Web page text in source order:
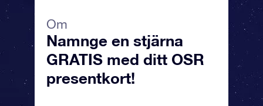
Beställ OSR-Presentkort!
Om
Namnge en stjärna
GRATIS med ditt OSR
presentkort!